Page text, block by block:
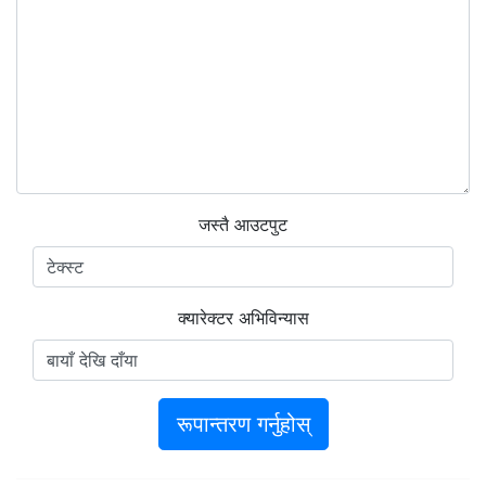
जस्तै आउटपुट
क्यारेक्टर अभिविन्यास
रूपान्तरण गर्नुहोस्